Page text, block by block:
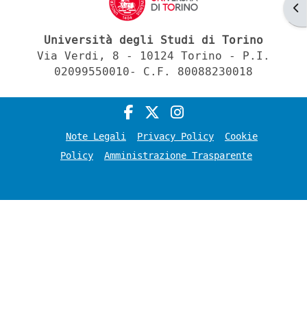
Università degli Studi di Torino
Via Verdi, 8 - 10124 Torino - P.I.
02099550010- C.F. 80088230018
Note Legali Privacy Policy
Cookie
Policy
Amministrazione Trasparente